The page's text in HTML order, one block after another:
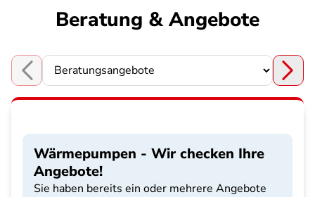
Beratung & Angebote
Choose a section
Wärmepumpen - Wir checken Ihre
Angebote!
Sie haben bereits ein oder mehrere Angebote